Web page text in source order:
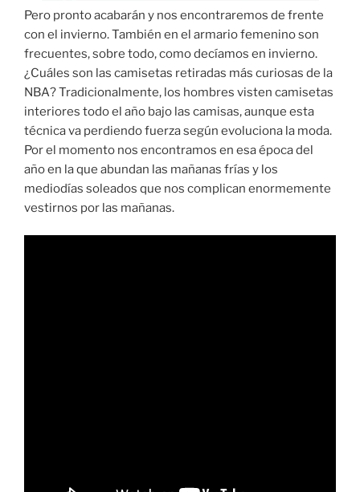
Pero pronto acabarán y nos encontraremos de frente
con el invierno. También en el armario femenino son
frecuentes, sobre todo, como decíamos en invierno.
¿Cuáles son las camisetas retiradas más curiosas de la
NBA? Tradicionalmente, los hombres visten camisetas
interiores todo el año bajo las camisas, aunque esta
técnica va perdiendo fuerza según evoluciona la moda.
Por el momento nos encontramos en esa época del
año en la que abundan las mañanas frías y los
mediodías soleados que nos complican enormemente
vestirnos por las mañanas.